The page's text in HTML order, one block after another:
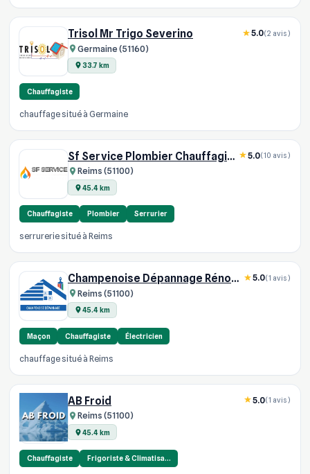
Trisol Mr Trigo Severino
Germaine (51160)
33.7 km
5.0(2 avis)
Chauffagiste
chauffage situé à Germaine
Sf Service Plombier Chauffagiste
Reims (51100)
45.4 km
5.0(10 avis)
Chauffagiste Plombier Serrurier
serrurerie situé à Reims
Champenoise Dépannage Rénovation
Reims (51100)
45.4 km
5.0(1 avis)
Maçon Chauffagiste Électricien
chauffage situé à Reims
AB Froid
Reims (51100)
45.4 km
5.0(1 avis)
Chauffagiste Frigoriste & Climatisa…